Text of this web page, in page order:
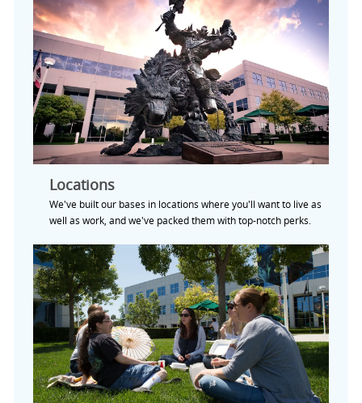
Locations
We've built our bases in locations where you'll want to live as
well as work, and we've packed them with top-notch perks.